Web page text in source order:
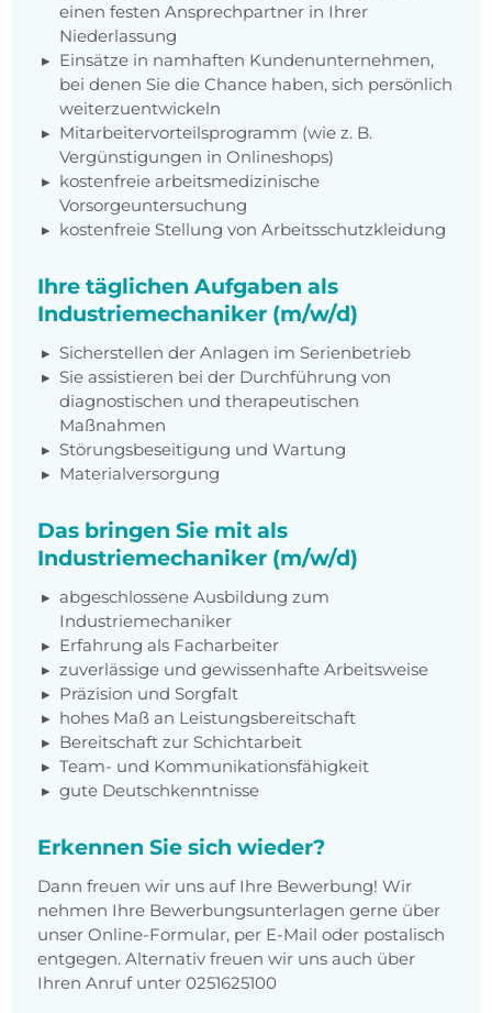
einen festen Ansprechpartner in Ihrer
Niederlassung
Einsätze in namhaften Kundenunternehmen,
bei denen Sie die Chance haben, sich persönlich
weiterzuentwickeln
Mitarbeitervorteilsprogramm (wie z. B.
Vergünstigungen in Onlineshops)
kostenfreie arbeitsmedizinische
Vorsorgeuntersuchung
kostenfreie Stellung von Arbeitsschutzkleidung
Ihre täglichen Aufgaben als
Industriemechaniker (m/w/d)
Sicherstellen der Anlagen im Serienbetrieb
Sie assistieren bei der Durchführung von
diagnostischen und therapeutischen
Maßnahmen
Störungsbeseitigung und Wartung
Materialversorgung
Das bringen Sie mit als
Industriemechaniker (m/w/d)
abgeschlossene Ausbildung zum
Industriemechaniker
Erfahrung als Facharbeiter
zuverlässige und gewissenhafte Arbeitsweise
Präzision und Sorgfalt
hohes Maß an Leistungsbereitschaft
Bereitschaft zur Schichtarbeit
Team- und Kommunikationsfähigkeit
gute Deutschkenntnisse
Erkennen Sie sich wieder?
Dann freuen wir uns auf Ihre Bewerbung! Wir
nehmen Ihre Bewerbungsunterlagen gerne über
unser Online-Formular, per E-Mail oder postalisch
entgegen. Alternativ freuen wir uns auch über
Ihren Anruf unter 0251625100